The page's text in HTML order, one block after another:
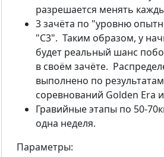
разрешается менять
3 зачёта по "уровню
"C3". Таким образом, у
будет реальный шанс
в своём зачёте.
выполнено по
соревнований Golden Era
Гравийные этапы по 50-
одна неделя.
Параметры: